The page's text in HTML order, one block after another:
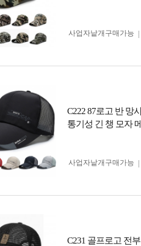
사업자 낱개구매가능
C222 87로고 반 망
통기성 긴 챙 모자
사업자 낱개구매가능
C231 골프로고 전